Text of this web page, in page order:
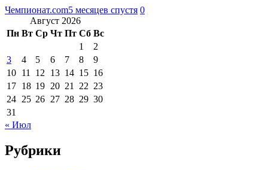
Чемпионат.com5 месяцев спустя 0
Август 2026
Пн Вт Ср Чт Пт Сб Вс
1
2
3
4 5 6 7 8
9
10 11 12 13 14 15 16
17 18 19 20 21 22 23
24 25 26 27 28 29 30
31
« Июл
Рубрики